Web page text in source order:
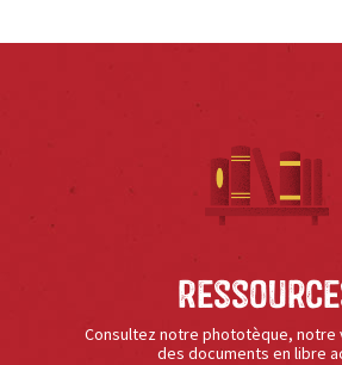
Consultez notre phototèque,
des documents en libre